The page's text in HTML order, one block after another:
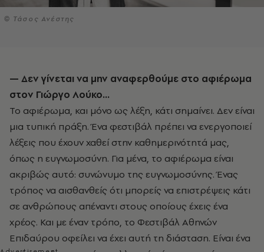
© Τάσος Ανέστης
— Δεν γίνεται να μην αναφερθούμε στο αφιέρωμα
στον Γιώργο Λούκο...
Το αφιέρωμα, και μόνο ως λέξη, κάτι σημαίνει. Δεν είναι
μια τυπική πράξη. Ένα φεστιβάλ πρέπει να ενεργοποιεί
λέξεις που έχουν χαθεί στην καθημερινότητά μας,
όπως η ευγνωμοσύνη. Για μένα, το αφιέρωμα είναι
ακριβώς αυτό: συνώνυμο της ευγνωμοσύνης. Ένας
τρόπος να αισθανθείς ότι μπορείς να επιστρέψεις κάτι
σε ανθρώπους απέναντι στους οποίους έχεις ένα
χρέος. Και με έναν τρόπο, το Φεστιβάλ Αθηνών
Επιδαύρου οφείλει να έχει αυτή τη διάσταση. Είναι ένα